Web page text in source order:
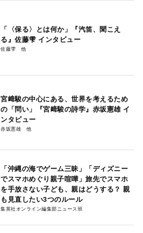
「〈保る〉とは何か」『汽笛、聞こえ
る』佐藤雫 インタビュー
佐藤雫
宮﨑駿の中心にある、世界を考えるため
の「問い」『宮﨑駿の詩学』赤坂憲雄 イ
ンタビュー
赤坂憲雄
「沖縄の海でゲーム三昧」「ディズニー
でスマホめぐり親子喧嘩」旅先でスマホ
を手放さない子ども、親はどうする？ 親
も見直したい3つのルール
集英社オンライン編集部ニュース班